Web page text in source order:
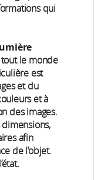
qui
le monde
est
et du
et à
des images.
afin
de l’objet.